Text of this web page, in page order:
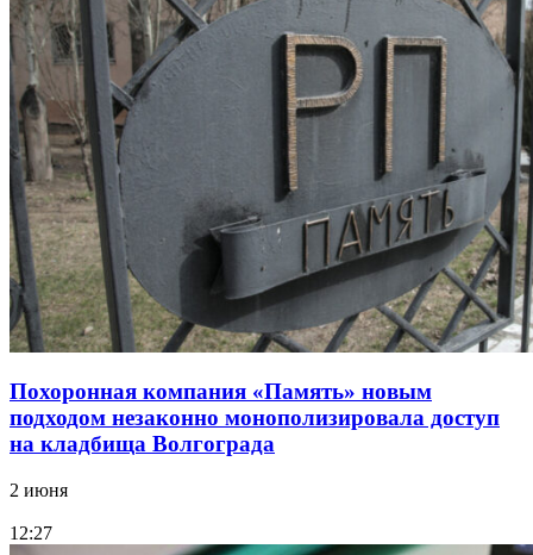
Похоронная компания «Память» новым
подходом незаконно монополизировала доступ
на кладбища Волгограда
2 июня
12:27